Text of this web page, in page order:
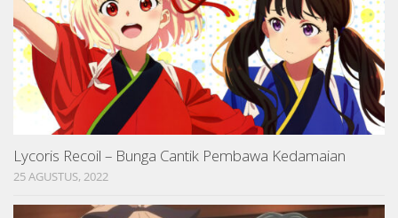
Lycoris Recoil – Bunga Cantik Pembawa Kedamaian
25 AGUSTUS, 2022